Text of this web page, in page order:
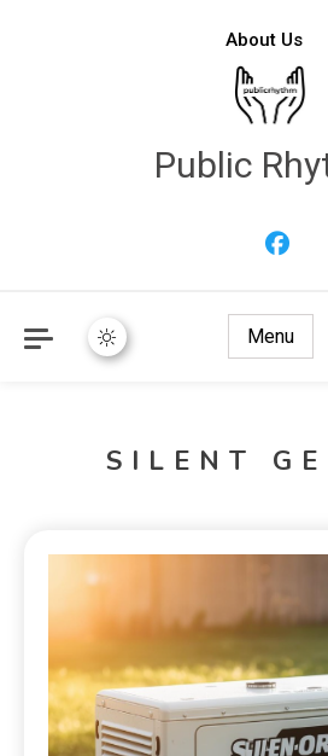
About Us
Public
Menu
SILENT